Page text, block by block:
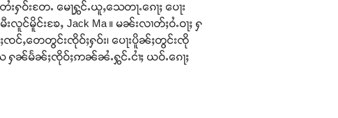
ႄႉ မေႃႁွင်ႉယူႇသေတႃႉၵေႃႈ ပေႃး
မိူင်းၶႄႇ Jack Ma ။ မၼ်းလၢတ်ႈဝႆႉဝႃႈ ႁ
င်ႇတေတွင်းၸိုဝ်ႈႁဝ်း၊ ပေႃးပိူၼ်ႈတွင်းၸို
ႁၼ်မႅၼ်ႈၸိုဝ်ႈဢၼ်ၼႆႉႁွင်ႉငၢႆႈ ယဝ်ႉၵေႃႈ